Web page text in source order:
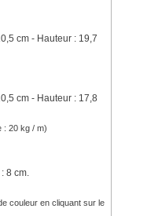
cm - Hauteur : 19,7
cm - Hauteur : 17,8
: 20 kg / m)
8 cm.
couleur en cliquant sur le